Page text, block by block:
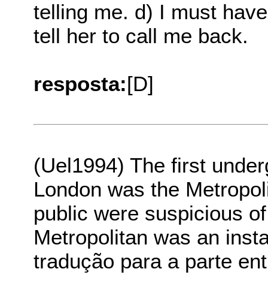
telling me. d) I must
tell her to call me back.
resposta:[D]
(Uel1994) The first
London was the
public were suspicious
Metropolitan was an
tradução para a parte